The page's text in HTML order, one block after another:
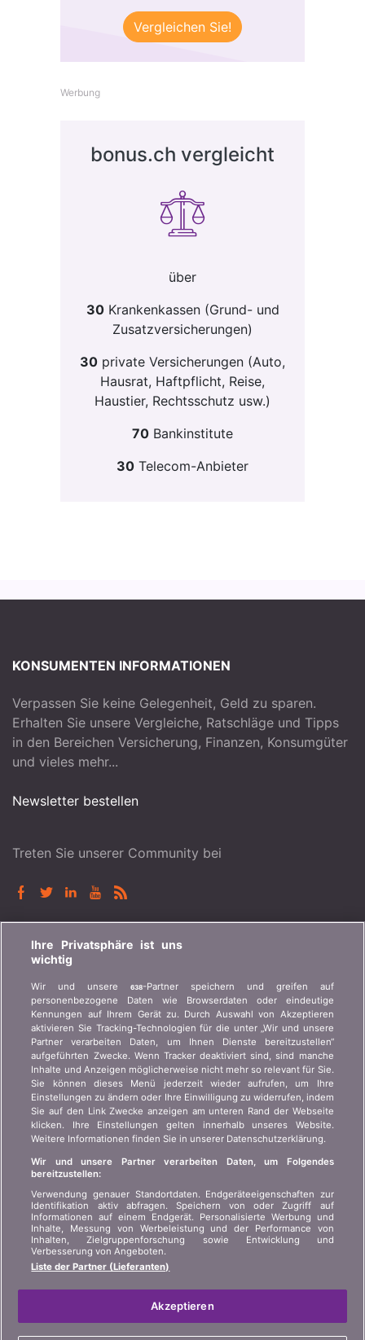
Vergleichen Sie!
Werbung
bonus.ch vergleicht
über
30Krankenkassen (Grund- und
Zusatzversicherungen)
30 private Versicherungen (Auto,
Hausrat, Haftpflicht, Reise,
Haustier, Rechtsschutz usw.)
70 Bankinstitute
30 Telecom-Anbieter
KONSUMENTEN INFORMATIONEN
Verpassen Sie keine Gelegenheit, Geld zu sparen.
Erhalten Sie unsere Vergleiche, Ratschläge und Tipps
in den Bereichen Versicherung, Finanzen, Konsumgüter
und vieles mehr...
Newsletter bestellen
Treten Sie unserer Community bei
BONUS.CH
Wer ist bonus.ch? Wie funktionieren die Vergleiche?
Presseanfragen, Partnerschaften, Werbung...
Wer sind wir?
Kontakt
Werbung
Beitritt / Partnerschaft
Presse
Kundeninformation Art.
45 VAG
Datenschutz der
Privatsphäre
Rechtliche Informationen
SPRACHE
FR IT
Ihre Privatsphäre ist uns
wichtig
Wir und unsere638-Partner speichern und greifen auf
personenbezogene Daten wie Browserdaten oder eindeutige
Kennungen auf Ihrem Gerät zu. Durch Auswahl von Akzeptieren
aktivieren Sie Tracking-Technologien für die unter „Wir und unsere
Partner verarbeiten Daten, um Ihnen Dienste bereitzustellen“
aufgeführten Zwecke. Wenn Tracker deaktiviert sind, sind manche
Inhalte und Anzeigen möglicherweise nicht mehr so relevant für Sie.
Sie können dieses Menü jederzeit wieder aufrufen, um Ihre
Einstellungen zu ändern oder Ihre Einwilligung zu widerrufen, indem
Sie auf den Link Zwecke anzeigen am unteren Rand der Webseite
klicken. Ihre Einstellungen gelten innerhalb unseres Website.
Weitere Informationen finden Sie in unserer Datenschutzerklärung.
Wir und unsere Partner verarbeiten Daten, um Folgendes
bereitzustellen:
Verwendung genauer Standortdaten. Endgeräteeigenschaften zur
Identifikation aktiv abfragen. Speichern von oder Zugriff auf
Informationen auf einem Endgerät. Personalisierte Werbung und
Inhalte, Messung von Werbeleistung und der Performance von
Inhalten, Zielgruppenforschung sowie Entwicklung und
Verbesserung von Angeboten.
Liste der Partner (Lieferanten)
Akzeptieren